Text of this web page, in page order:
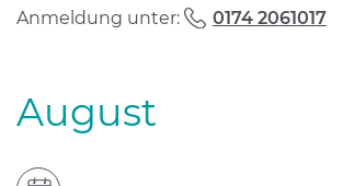
Anmeldung unter: 0174 2061017
August